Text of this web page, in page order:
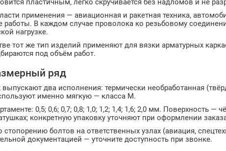
пластичным, легко скручивается без надломов и не
применения — авиационная и ракетная техника,
работы. В каждом случае проволока ко резьбовому
нагрузке.
тот же тип изделий применяют для вязки арматурных
под объём работ.
ряд
два исполнения: термически необработанная
именно мягкую — класса М.
0,5; 0,6; 0,7; 0,8; 1,0; 1,2; 1,4; 1,6; 2,0 мм. Поверхность
конкретную упаковку уточняют при оформлении
стопорению болтов на ответственных узлах (авиация,
документацией — уточните доступность при звонке.